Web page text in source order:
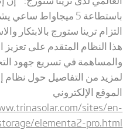
باستطاعة 5 ميجاواط
التزام ترينا ستورج بالابتكار
هذا النظام المتقدم على تعزيز
والمساهمة في تسريع جهود
الموقع الإلكتروني
sites/en-
elementa2-pro.html